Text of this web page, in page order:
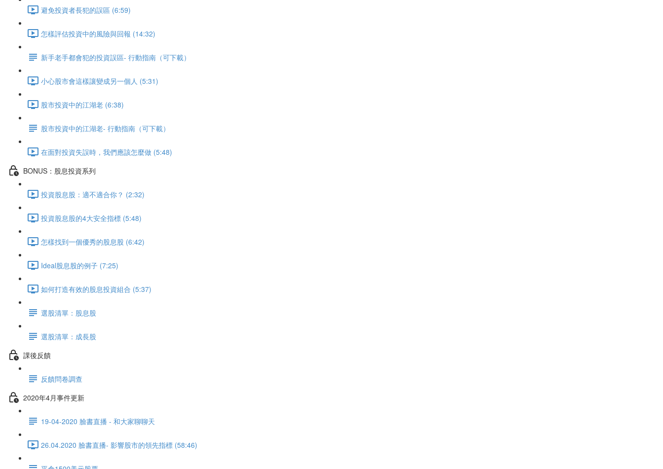
避免投資者長犯的誤區 (6:59)
怎樣評估投資中的風險與回報 (14:32)
新手老手都會犯的投資誤區- 行動指南（可下載）
小心股市會這樣讓變成另一個人 (5:31)
股市投資中的江湖老 (6:38)
股市投資中的江湖老- 行動指南（可下載）
在面對投資失誤時，我們應該怎麼做 (5:48)
BONUS：股息投資系列
投資股息股：適不適合你？ (2:32)
投資股息股的4大安全指標 (5:48)
怎樣找到一個優秀的股息股 (6:42)
Ideal股息股的例子 (7:25)
如何打造有效的股息投資組合 (5:37)
選股清單：股息股
選股清單：成長股
課後反饋
反饋問卷調查
2020年4月事件更新
19-04-2020 臉書直播 - 和大家聊聊天
26.04.2020 臉書直播- 影響股市的領先指標 (58:46)